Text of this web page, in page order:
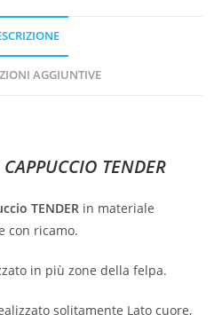
AGGIUNTIVE
TENDER
TENDER in materiale
con ricamo.
in più zone della felpa.
solitamente Lato cuore,